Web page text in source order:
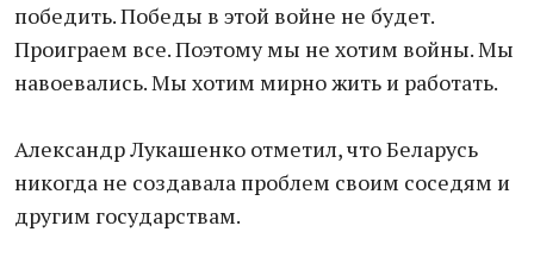
победить. Победы в этой войне не будет.
Проиграем все. Поэтому мы не хотим войны. Мы
навоевались. Мы хотим мирно жить и работать.
Александр Лукашенко отметил, что Беларусь
никогда не создавала проблем своим соседям и
другим государствам.